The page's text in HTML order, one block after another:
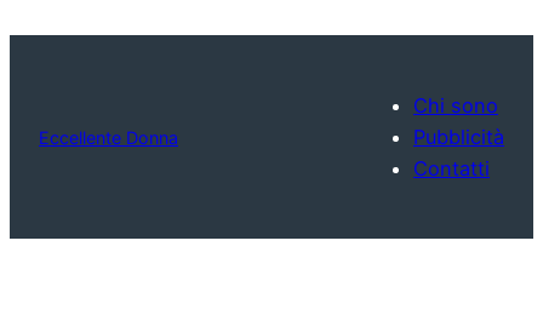
Eccellente Donna
Chi sono
Pubblicità
Contatti